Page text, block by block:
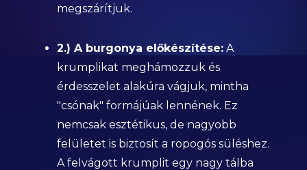
megszárítjuk.
2.) A burgonya előkészítése:A
krumplikat meghámozzuk és
érdesszelet alakúra vágjuk, mintha
"csónak" formájúak lennének. Ez
nemcsak esztétikus, de nagyobb
felületet is biztosít a ropogós süléshez.
A felvágott krumplit egy nagy tálba